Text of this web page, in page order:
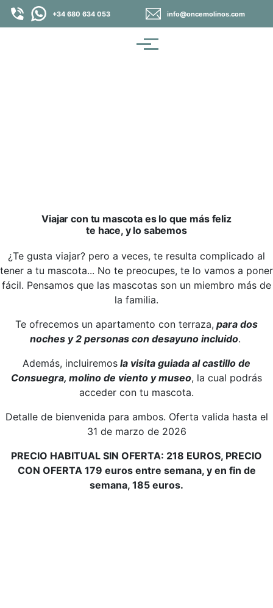
Pasar al contenido principal
+34 680 634 053 info@oncemolinos.com
Menú
Viajar con tu mascota es lo que más feliz
te hace, y lo sabemos
¿Te gusta viajar? pero a veces, te resulta complicado al
tener a tu mascota... No te preocupes, te lo vamos a poner
fácil. Pensamos que las mascotas son un miembro más de
la familia.
Te ofrecemos un apartamento con terraza, para dos
noches y 2 personas con desayuno incluido.
Además, incluiremos la visita guiada al castillo de
Consuegra, molino de viento y museo, la cual podrás
acceder con tu mascota.
Detalle de bienvenida para ambos. Oferta valida hasta el
31 de marzo de 2026
PRECIO HABITUAL SIN OFERTA: 218 EUROS, PRECIO
CON OFERTA 179 euros entre semana, y en fin de
semana, 185 euros.